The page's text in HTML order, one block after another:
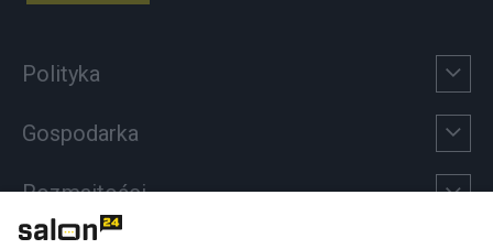
Polityka
Gospodarka
Rozmaitości